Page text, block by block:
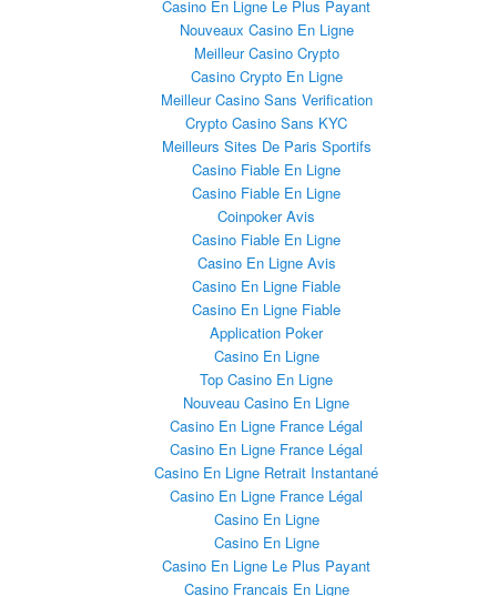
Casino En Ligne Le Plus Payant
Nouveaux Casino En Ligne
Meilleur Casino Crypto
Casino Crypto En Ligne
Meilleur Casino Sans Verification
Crypto Casino Sans KYC
Meilleurs Sites De Paris Sportifs
Casino Fiable En Ligne
Casino Fiable En Ligne
Coinpoker Avis
Casino Fiable En Ligne
Casino En Ligne Avis
Casino En Ligne Fiable
Casino En Ligne Fiable
Application Poker
Casino En Ligne
Top Casino En Ligne
Nouveau Casino En Ligne
Casino En Ligne France Légal
Casino En Ligne France Légal
Casino En Ligne Retrait Instantané
Casino En Ligne France Légal
Casino En Ligne
Casino En Ligne
Casino En Ligne Le Plus Payant
Casino Francais En Ligne